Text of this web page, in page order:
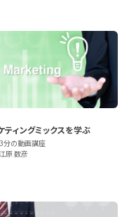
ティングミックスを学ぶ
分の動画講座
原 数彦